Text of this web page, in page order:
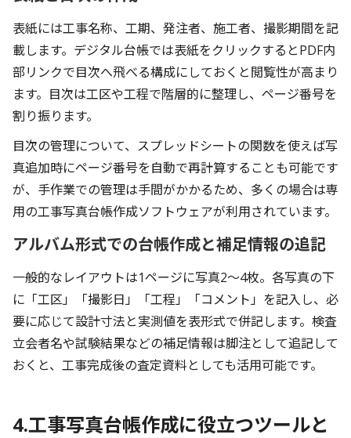
表紙には工事名称、工期、発注者、施工者、撮影期間を記
載します。デジタル台帳では表紙をクリックするとPDF内
部リンクで目次へ飛べる構成にしておくと閲覧性が高まり
ます。目次は工区や工程で階層的に整理し、ページ番号を
割り振ります。
目次の管理について、スプレッドシートの関数を使えば写
真追加時にページ番号を自動で再計算することも可能です
が、手作業での管理は手間がかかるため、多くの場合は専
用の工事写真台帳作成ソフトウェアが利用されています。
アルバム形式での台帳作成と補足情報の追記
一般的なレイアウトは1ページに写真2～4枚。各写真の下
に「工区」「撮影日」「工程」「コメント」を記入し、必
要に応じて設計寸法と実測値を表形式で併記します。検査
立会者名や試験結果などの補足情報は脚注として追記して
おくと、工事完成後の査定資料としても活用可能です。
4.工事写真台帳作成に役立つツールと